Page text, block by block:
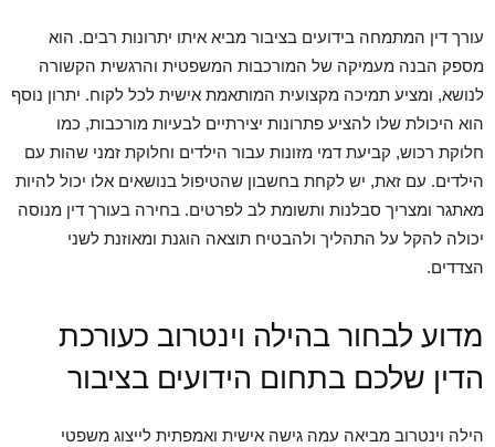
עורך דין המתמחה בידועים בציבור מביא איתו יתרונות רבים. הוא
מספק הבנה מעמיקה של המורכבות המשפטית והרגשית הקשורה
לנושא, ומציע תמיכה מקצועית המותאמת אישית לכל לקוח. יתרון נוסף
הוא היכולת שלו להציע פתרונות יצירתיים לבעיות מורכבות, כמו
חלוקת רכוש, קביעת דמי מזונות עבור הילדים וחלוקת זמני שהות עם
הילדים. עם זאת, יש לקחת בחשבון שהטיפול בנושאים אלו יכול להיות
מאתגר ומצריך סבלנות ותשומת לב לפרטים. בחירה בעורך דין מנוסה
יכולה להקל על התהליך ולהבטיח תוצאה הוגנת ומאוזנת לשני
הצדדים.‏
מדוע לבחור בהילה וינטרוב כעורכת
הדין שלכם בתחום הידועים בציבור‏
הילה וינטרוב מביאה עמה גישה אישית ואמפתית לייצוג משפטי